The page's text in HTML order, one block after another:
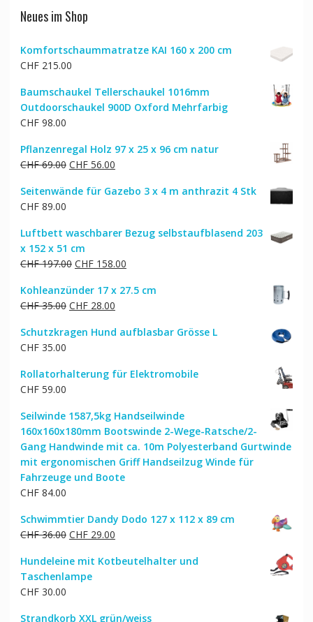
Neues im Shop
Komfortschaummatratze KAI 160 x 200 cm
CHF215.00
Baumschaukel Tellerschaukel 1016mm
Outdoorschaukel 900D Oxford Mehrfarbig
CHF98.00
Pflanzenregal Holz 97 x 25 x 96 cm natur
CHF69.00 Ursprünglicher
war:
CHF56.00Aktueller
ist:
Seitenwände für Gazebo 3 x 4 m anthrazit 4 Stk
CHF89.00
Luftbett waschbarer Bezug selbstaufblasend 203
x 152 x 51 cm
CHF197.00 Ursprünglicher
war:
CHF 197.00
CHF158.00Aktueller
ist:
Kohleanzünder 17 x 27.5 cm
CHF35.00 Ursprünglicher
war:
CHF28.00Aktueller
ist:
Schutzkragen Hund aufblasbar Grösse L
CHF35.00
Rollatorhalterung für Elektromobile
CHF59.00
Seilwinde 1587,5kg Handseilwinde
160x160x180mm Bootswinde 2-Wege-Ratsche/2-
Gang Handwinde mit ca. 10m Polyesterband Gurtwinde
mit ergonomischen Griff Handseilzug Winde für
Fahrzeuge und Boote
CHF84.00
Schwimmtier Dandy Dodo 127 x 112 x 89 cm
CHF36.00 Ursprünglicher
war:
CHF 36.00
CHF29.00Aktueller
ist:
Hundeleine mit Kotbeutelhalter und
Taschenlampe
CHF30.00
Strandkorb XXL grün/weiss